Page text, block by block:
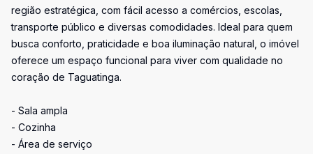
região estratégica, com fácil acesso a comércios, escolas,
transporte público e diversas comodidades. Ideal para quem
busca conforto, praticidade e boa iluminação natural, o imóvel
oferece um espaço funcional para viver com qualidade no
coração de Taguatinga.
- Sala ampla
- Cozinha
- Área de serviço